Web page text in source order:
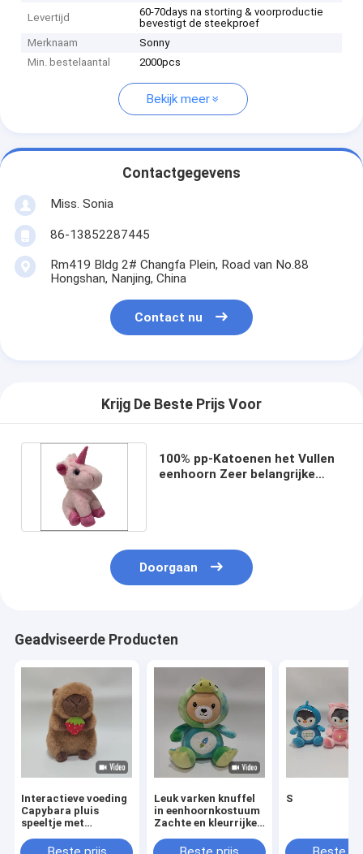
Levertijd
60-70days na storting & voorproductie
bevestigt de steekproef
Merknaam
Sonny
Min. bestelaantal
2000pcs
Bekijk meer
Contactgegevens
Miss. Sonia
86-13852287445
Rm419 Bldg 2# Changfa Plein, Road van No.88
Hongshan, Nanjing, China
Contact nu
Krijg De Beste Prijs Voor
100% pp-Katoenen het Vullen
eenhoorn Zeer belangrijke
Doorgaan
Geadviseerde Producten
Interactieve voeding
Capybara pluis
speeltje met
geluidseffect
Leuk varken knuffel
in eenhoornkostuum
Zachte en kleurrijke
S